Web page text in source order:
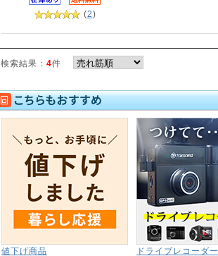
(2)
検索結果： 4件
値下げ商品 ドライブレコーダー